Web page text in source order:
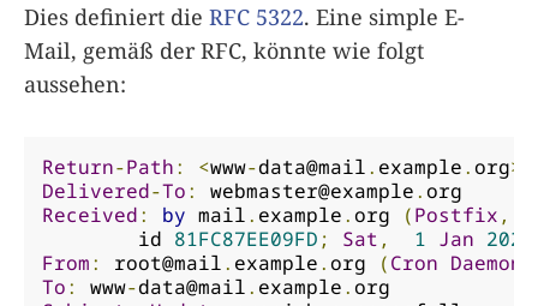
Dies definiert die RFC 5322. Eine simple E-
Mail, gemäß der RFC, könnte wie folgt
aussehen:
Return-Path: <www-data@mail. example.org>
Delivered-To: webmaster@example.org
Received: by mail. example.org (Postfix ,
        id
81FC87EE09FD ; Sat , 1 Jan 2022
From: root@mail. example.org (Cron Daemon
To: www-data@mail. example.org